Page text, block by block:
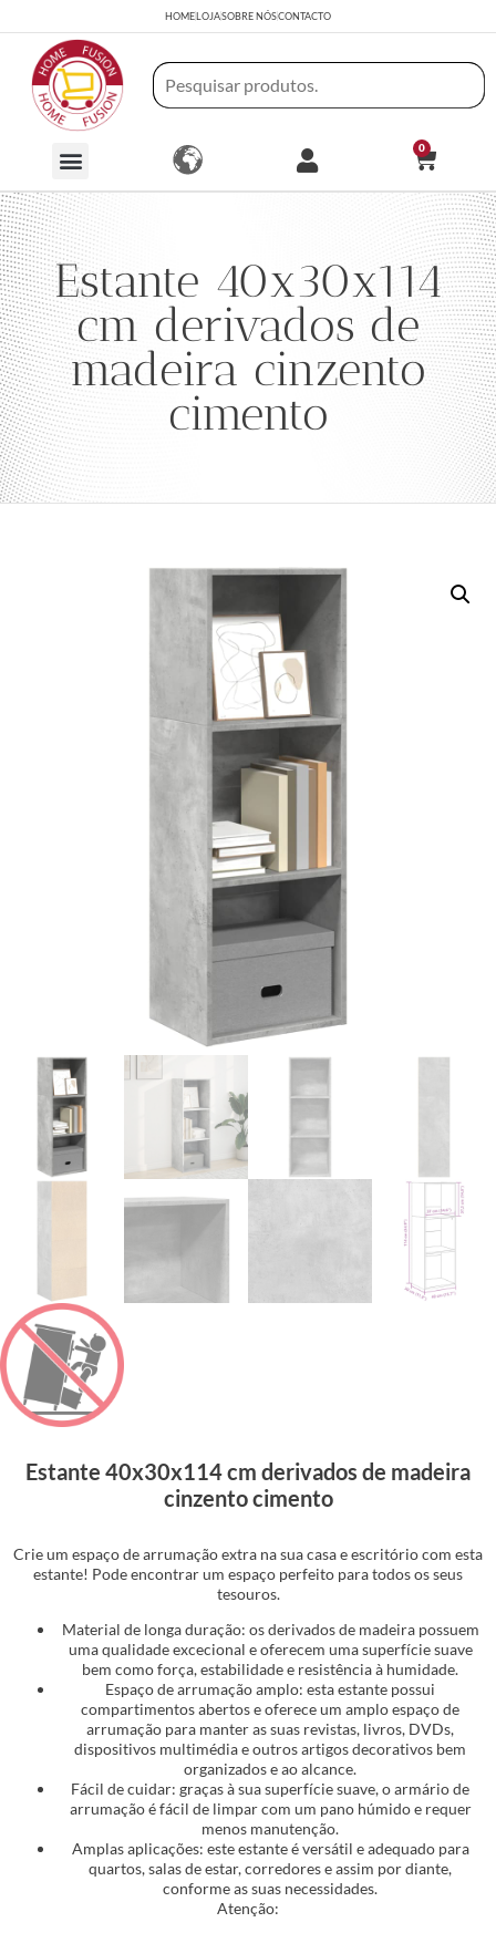
HOMELOJASOBRE NÓSCONTACTO
0
Estante 40x30x114
cm derivados de
madeira cinzento
cimento
Estante 40x30x114 cm derivados de madeira
cinzento cimento
Crie um espaço de arrumação extra na sua casa e escritório com esta
estante! Pode encontrar um espaço perfeito para todos os seus
tesouros.
Material de longa duração: os derivados de madeira possuem
uma qualidade excecional e oferecem uma superfície suave
bem como força, estabilidade e resistência à humidade.
Espaço de arrumação amplo: esta estante possui
compartimentos abertos e oferece um amplo espaço de
arrumação para manter as suas revistas, livros, DVDs,
dispositivos multimédia e outros artigos decorativos bem
organizados e ao alcance.
Fácil de cuidar: graças à sua superfície suave, o armário de
arrumação é fácil de limpar com um pano húmido e requer
menos manutenção.
Amplas aplicações: este estante é versátil e adequado para
quartos, salas de estar, corredores e assim por diante,
conforme as suas necessidades.
Atenção: